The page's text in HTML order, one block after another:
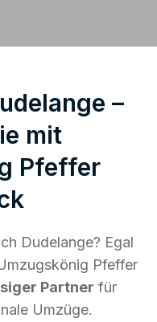
–
mit
Pfeffer
Dudelange? Egal
Pfeffer
Partner für
Umzüge.